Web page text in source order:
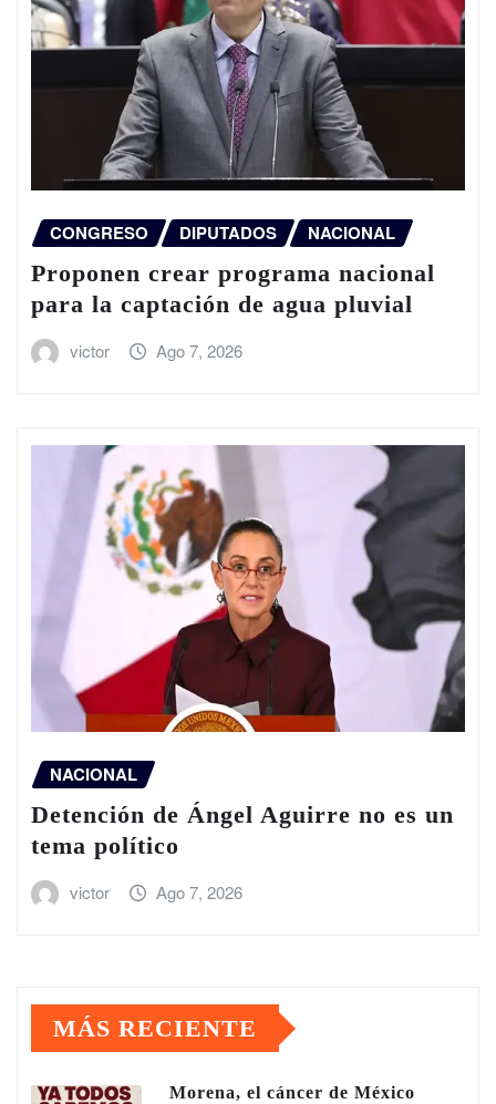
CONGRESO DIPUTADOS NACIONAL
Proponen crear programa nacional
para la captación de agua pluvial
victor Ago 7, 2026
NACIONAL
Detención de Ángel Aguirre no es un
tema político
victor Ago 7, 2026
MÁS RECIENTE
Morena, el cáncer de México